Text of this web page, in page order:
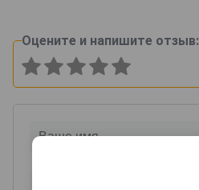
Оцените и напишите отзыв: